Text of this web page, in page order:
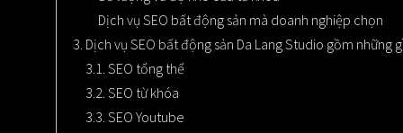
Dịch vụ SEO bất động sản mà doanh nghiệp chọn
3. Dịch vụ SEO bất động sản Da Lang Studio gồm những
3.1. SEO tổng thể
3.2. SEO từ khóa
3.3. SEO Youtube